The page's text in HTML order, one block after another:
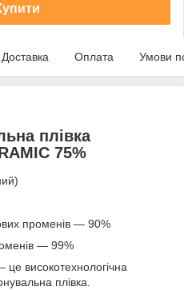
Доставка Оплата Умови
плівка
75%
променів — 90%
— 99%
це високотехнологічна
плівка.